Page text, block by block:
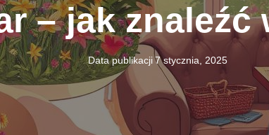
– jak znaleźć
Data publikacji 7 stycznia, 2025